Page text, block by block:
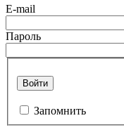
E-mail
Пароль
Войти
Запомнить